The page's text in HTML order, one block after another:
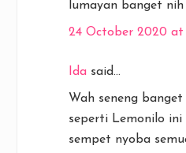
lumayan banget
24 October 2020 at
Ida said...
Wah seneng
seperti Lemonilo
sempet nyoba